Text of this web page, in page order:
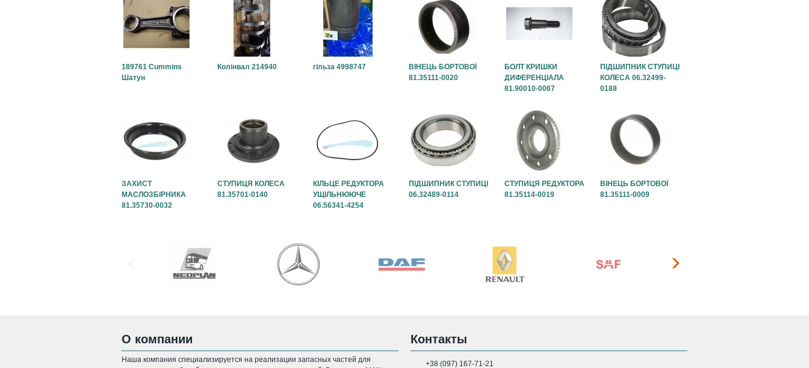
189761 Cummins
Шатун
Колінвал 214940 гільза 4998747
ВІНЕЦЬ БОРТОВОЇ
81.35111-0020
БОЛТ КРИШКИ
ДИФЕРЕНЦІАЛА
81.90010-0067
ПІДШИПНИК СТУПИЦІ
КОЛЕСА 06.32499-
0188
ЗАХИСТ
МАСЛОЗБІРНИКА
81.35730-0032
СТУПИЦЯ КОЛЕСА
81.35701-0140
КІЛЬЦЕ РЕДУКТОРА
УЩІЛЬНЮЮЧЕ
06.56341-4254
ПІДШИПНИК СТУПИЦІ
06.32489-0114
СТУПИЦЯ РЕДУКТОРА
81.35114-0019
ВІНЕЦЬ БОРТОВОЇ
81.35111-0009
О компании
Наша компания специализируется на реализации запасных частей для
Контакты
+38 (097) 167-71-21